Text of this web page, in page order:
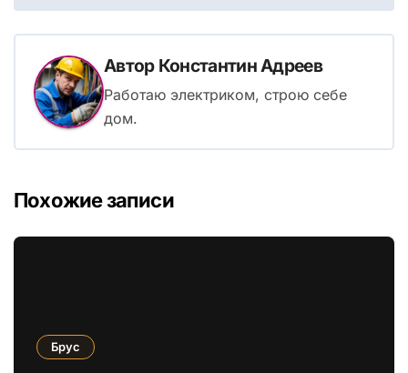
Автор Константин Адреев
Работаю электриком, строю себе
дом.
Похожие записи
Брус